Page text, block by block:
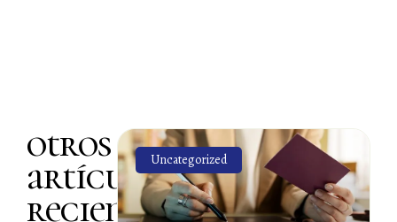
otros
artículos
recientes
Uncategorized